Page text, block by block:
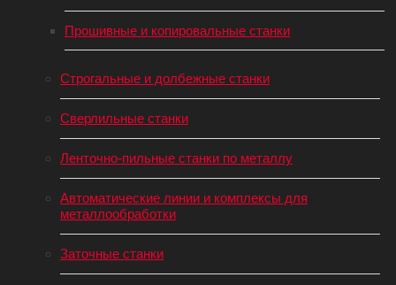
Прошивные и копировальные станки
Строгальные и долбежные станки
Сверлильные станки
Ленточно-пильные станки по металлу
Автоматические линии и комплексы для
металлообработки
Заточные станки